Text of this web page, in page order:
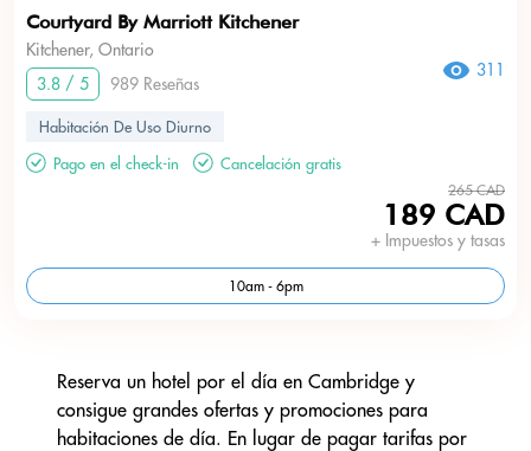
Courtyard By Marriott Kitchener
Kitchener, Ontario
3.8 / 5
989 Reseñas
311
Habitación De Uso Diurno
Pago en el check-in
Cancelación gratis
265 CAD
189 CAD
+ Impuestos y tasas
10am - 6pm
Reserva un hotel por el día en Cambridge y
consigue grandes ofertas y promociones para
habitaciones de día. En lugar de pagar tarifas por